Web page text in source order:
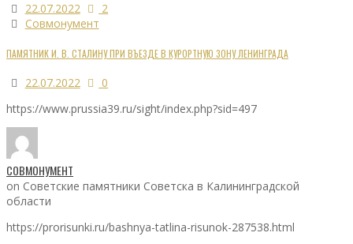
22.07.2022
2
Совмонумент
ПАМЯТНИК И. В. СТАЛИНУ ПРИ ВЪЕЗДЕ В КУРОРТНУЮ ЗОНУ ЛЕНИНГРАДА
22.07.2022
0
https://www.prussia39.ru/sight/index.php?sid=497
СОВМОНУМЕНТ
on Советские памятники Советска в Калининградской
области
https://prorisunki.ru/bashnya-tatlina-risunok-287538.html